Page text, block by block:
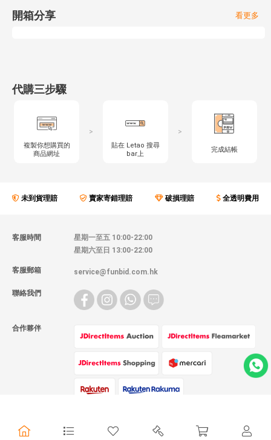
開箱分享 看更多
代購三步驟
複製你想購買的
商品網址
>
貼在 Letao 搜尋
bar上
>
完成結帳
未到貨理賠 賣家寄錯理賠 破損理賠 全透明費用
客服時間
星期一至五 10:00-22:00
星期六至日 13:00-22:00
客服郵箱 service@funbid.com.hk
聯絡我們
合作夥伴